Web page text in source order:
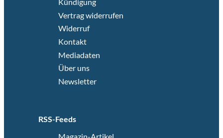
Vertrag widerrufen
Widerruf
Kontakt
Mediadaten
Über uns
Newsletter
RSS-Feeds
Magazin-Artikel